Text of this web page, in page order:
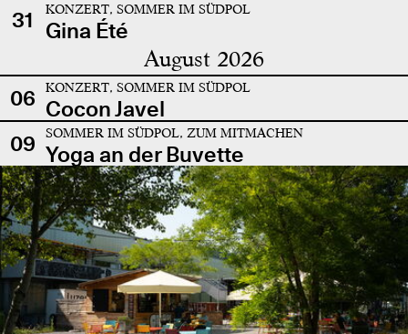
31
KONZERT, SOMMER IM SÜDPOL
Gina Été
August 2026
06 KONZERT, SOMMER IM SÜDPOL
Cocon Javel
09
SOMMER IM SÜDPOL, ZUM MITMACHEN
Yoga an der Buvette